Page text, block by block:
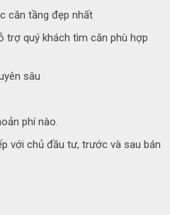
căn tầng đẹp nhất
trợ quý khách tìm căn phù hợp
sâu
phí nào.
với chủ đầu tư, trước và sau bán